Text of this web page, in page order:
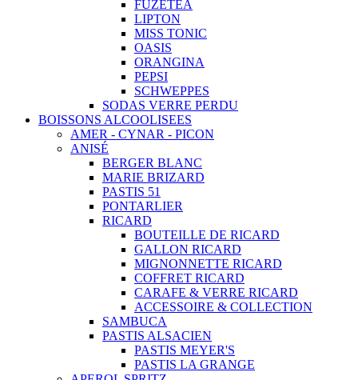
FUZETEA
LIPTON
MISS TONIC
OASIS
ORANGINA
PEPSI
SCHWEPPES
SODAS VERRE PERDU
BOISSONS ALCOOLISEES
AMER - CYNAR - PICON
ANISÉ
BERGER BLANC
MARIE BRIZARD
PASTIS 51
PONTARLIER
RICARD
BOUTEILLE DE RICARD
GALLON RICARD
MIGNONNETTE RICARD
COFFRET RICARD
CARAFE & VERRE RICARD
ACCESSOIRE & COLLECTION
SAMBUCA
PASTIS ALSACIEN
PASTIS MEYER'S
PASTIS LA GRANGE